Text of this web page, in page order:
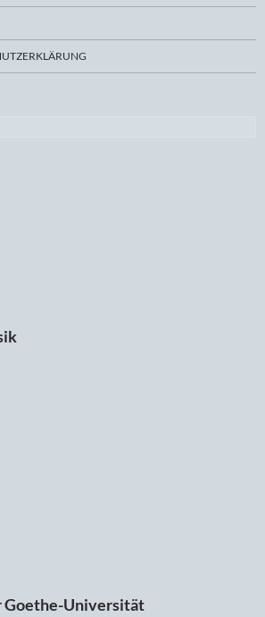
Goethe-Universität